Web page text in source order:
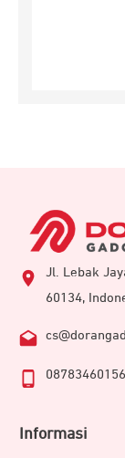
Jl. Lebak
60134,
Informasi